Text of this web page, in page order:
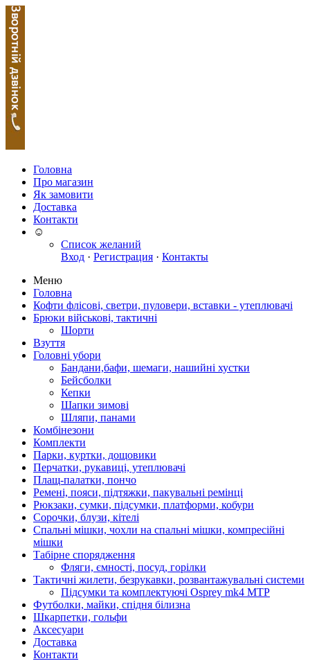
Головна
Про магазин
Як замовити
Доставка
Контакти
☺
Список желаний
Вход · Регистрация · Контакты
Меню
Головна
Кофти флісові, светри, пуловери, вставки - утеплювачі
Брюки військові, тактичні
Шорти
Взуття
Головні убори
Бандани,бафи, шемаги, нашийні хустки
Бейсболки
Кепки
Шапки зимові
Шляпи, панами
Комбінезони
Комплекти
Парки, куртки, дощовики
Перчатки, рукавиці, утеплювачі
Плащ-палатки, пончо
Ремені, пояси, підтяжки, пакувальні ремінці
Рюкзаки, сумки, підсумки, платформи, кобури
Сорочки, блузи, кітелі
Спальні мішки, чохли на спальні мішки, компресійні
мішки
Табірне спорядження
Фляги, ємності, посуд, горілки
Тактичні жилети, безрукавки, розвантажувальні системи
Підсумки та комплектуючі Osprey mk4 MTP
Футболки, майки, спідня білизна
Шкарпетки, гольфи
Аксесуари
Доставка
Контакти